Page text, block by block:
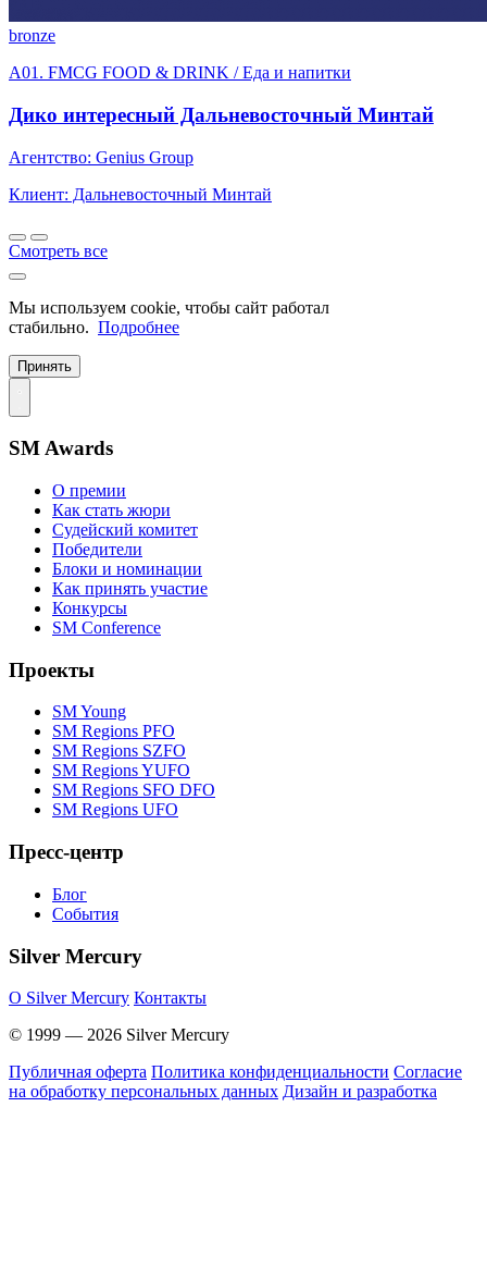
bronze
A01. FMCG FOOD & DRINK / Еда и напитки
Дико интересный Дальневосточный Минтай
Агентство: Genius Group
Клиент: Дальневосточный Минтай
Смотреть все
Мы используем cookie, чтобы сайт работал
стабильно. Подробнее
Принять
SM Awards
О премии
Как стать жюри
Судейский комитет
Победители
Блоки и номинации
Как принять участие
Конкурсы
SM Conference
Проекты
SM Young
SM Regions PFO
SM Regions SZFO
SM Regions YUFO
SM Regions SFO DFO
SM Regions UFO
Пресс-центр
Блог
События
Silver Mercury
O Silver Mercury Контакты
© 1999 — 2026 Silver Mercury
Публичная оферта Политика конфиденциальности Согласие
на обработку персональных данных Дизайн и разработка